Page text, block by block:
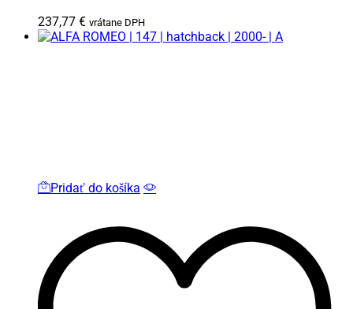
237,77 € vrátane DPH
Pridať do košíka